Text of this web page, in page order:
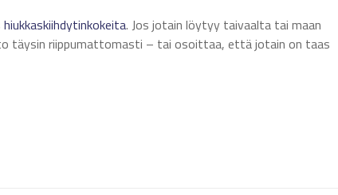
hiukkaskiihdytinkokeita. Jos jotain löytyy taivaalta tai maan
täysin riippumattomasti – tai osoittaa, että jotain on taas